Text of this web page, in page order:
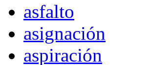
asfalto
asignación
aspiración